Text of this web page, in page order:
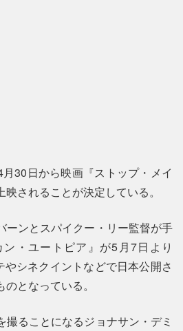
30日から映画『ストップ・メイ
されることが決定している。
ーンとスパイクー・リー監督が手
・ユートピア』が5月7日より
シネクイントなどで日本公開さ
となっている。
ることになるジョナサン・デミ